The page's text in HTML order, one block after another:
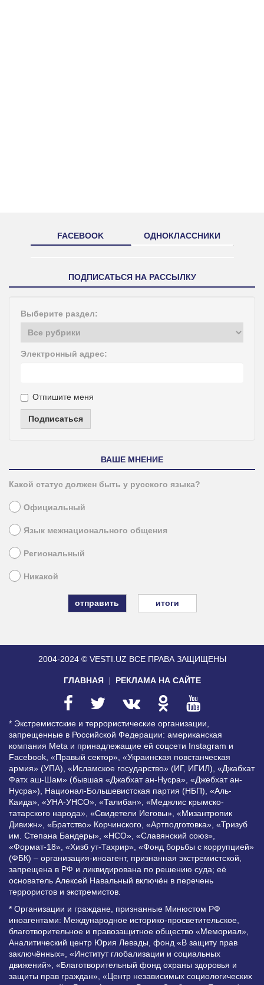
FACEBOOK ОДНОКЛАССНИКИ
ПОДПИСАТЬСЯ НА РАССЫЛКУ
Выберите раздел:
Электронный адрес:
Отпишите меня
Подписаться
ВАШЕ МНЕНИЕ
Какой статус должен быть у русского языка?
Официальный
Язык межнационального общения
Региональный
Никакой
итоги
2004-2024 © VESTI.UZ ВСЕ ПРАВА ЗАЩИЩЕНЫ
ГЛАВНАЯ РЕКЛАМА НА САЙТЕ
* Экстремистские и террористические организации,
запрещенные в Российской Федерации: американская
компания Meta и принадлежащие ей соцсети Instagram и
Facebook, «Правый сектор», «Украинская повстанческая
армия» (УПА), «Исламское государство» (ИГ, ИГИЛ), «Джабхат
Фатх аш-Шам» (бывшая «Джабхат ан-Нусра», «Джебхат ан-
Нусра»), Национал-Большевистская партия (НБП), «Аль-
Каида», «УНА-УНСО», «Талибан», «Меджлис крымско-
татарского народа», «Свидетели Иеговы», «Мизантропик
Дивижн», «Братство» Корчинского, «Артподготовка», «Тризуб
им. Степана Бандеры», «НСО», «Славянский союз»,
«Формат-18», «Хизб ут-Тахрир», «Фонд борьбы с коррупцией»
(ФБК) – организация-иноагент, признанная экстремистской,
запрещена в РФ и ликвидирована по решению суда; её
основатель Алексей Навальный включён в перечень
террористов и экстремистов.
* Организации и граждане, признанные Минюстом РФ
иноагентами: Международное историко-просветительское,
благотворительное и правозащитное общество «Мемориал»,
Аналитический центр Юрия Левады, фонд «В защиту прав
заключённых», «Институт глобализации и социальных
движений», «Благотворительный фонд охраны здоровья и
защиты прав граждан», «Центр независимых социологических